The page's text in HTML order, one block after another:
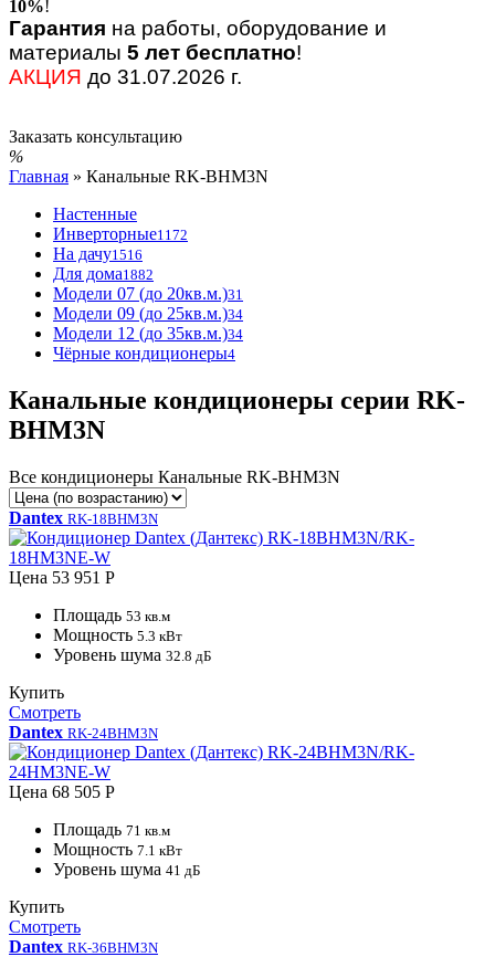
10%!
Гарантия на работы, оборудование и
материалы 5 лет бесплатно!
АКЦИЯ до 31.07.2026 г.
Заказать консультацию
Главная » Канальные RK-BHM3N
Настенные
Инверторные1172
На дачу1516
Для дома1882
Модели 07 (до 20кв.м.)31
Модели 09 (до 25кв.м.)34
Модели 12 (до 35кв.м.)34
Чёрные кондиционеры4
Канальные кондиционеры серии RK-
BHM3N
Все кондиционеры Канальные RK-BHM3N
Dantex RK-18BHM3N
Цена 53 951 Р
Площадь 53 кв.м
Мощность 5.3 кВт
Уровень шума 32.8 дБ
Купить
Смотреть
Dantex RK-24BHM3N
Цена 68 505 Р
Площадь 71 кв.м
Мощность 7.1 кВт
Уровень шума 41 дБ
Купить
Смотреть
Dantex RK-36BHM3N